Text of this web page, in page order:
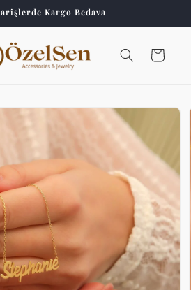
Kargo Bedava
Sepet